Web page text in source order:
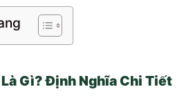
Gì? Định Nghĩa Chi Tiết